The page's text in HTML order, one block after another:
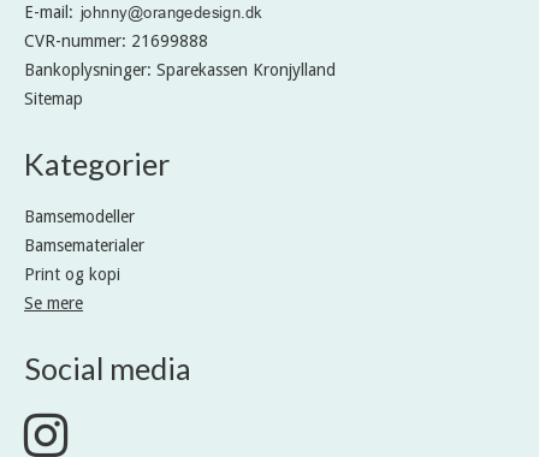
E-mail :
CVR-nummer: 21699888
Bankoplysninger: Sparekassen Kronjylland
Sitemap
Kategorier
Bamsemodeller
Bamsematerialer
Print og kopi
Se mere
Social media